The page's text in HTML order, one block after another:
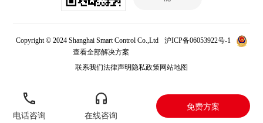
Copyright © 2024 Shanghai Smart Control Co.,Ltd
沪ICP备06053922号-1
查看全部解决方案
联系我们法律声明隐私政策网站地图
电话咨询 在线咨询
免费方案